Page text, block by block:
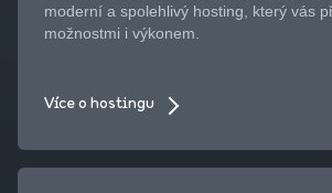
moderní a spolehlivý hosting, který vás
možnostmi i výkonem.
Více o hostingu